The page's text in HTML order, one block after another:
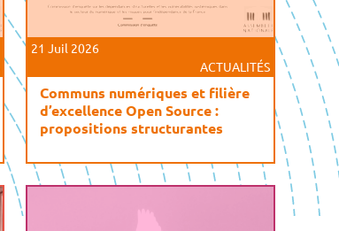
21 Juil 2026
ACTUALITÉS
Communs numériques et filière
d’excellence Open Source :
propositions structurantes